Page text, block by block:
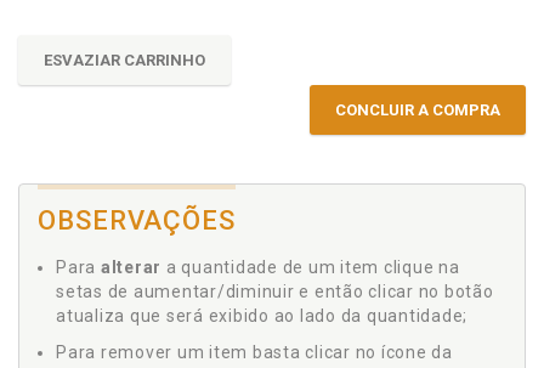
ESVAZIAR CARRINHO
CONCLUIR A COMPRA
OBSERVAÇÕES
Para alterar a quantidade de um item clique na
setas de aumentar/diminuir e então clicar no botão
atualiza que será exibido ao lado da quantidade;
Para remover um item basta clicar no ícone da